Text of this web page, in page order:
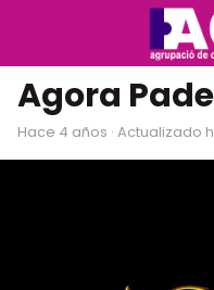
Agora
hace 4 años · Actualizado